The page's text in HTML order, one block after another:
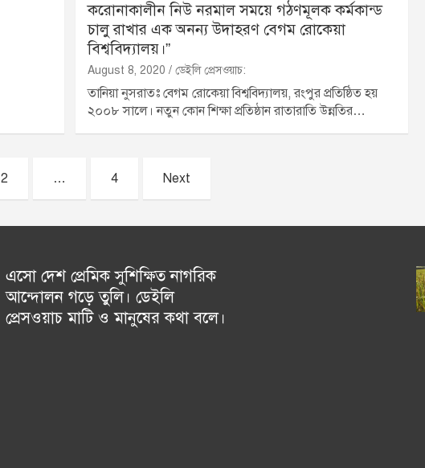
করোনাকালীন নিউ নরমাল সময়ে গঠণমূলক কর্মকান্ড
চালু রাখার এক অনন্য উদাহরণ বেগম রোকেয়া
বিশ্ববিদ্যালয়।”
August 8, 2020 ডেইলি প্রেসওয়াচ:
তানিয়া নুসরাতঃ বেগম রোকেয়া বিশ্ববিদ্যালয়, রংপুর প্রতিষ্ঠিত হয়
২০০৮ সালে। নতুন কোন শিক্ষা প্রতিষ্ঠান রাতারাতি উন্নতির…
2 … 4 Next
এসো দেশ প্রেমিক সুশিক্ষিত নাগরিক
আন্দোলন গড়ে তুলি। ডেইলি
প্রেসওয়াচ মাটি ও মানুষের কথা বলে।